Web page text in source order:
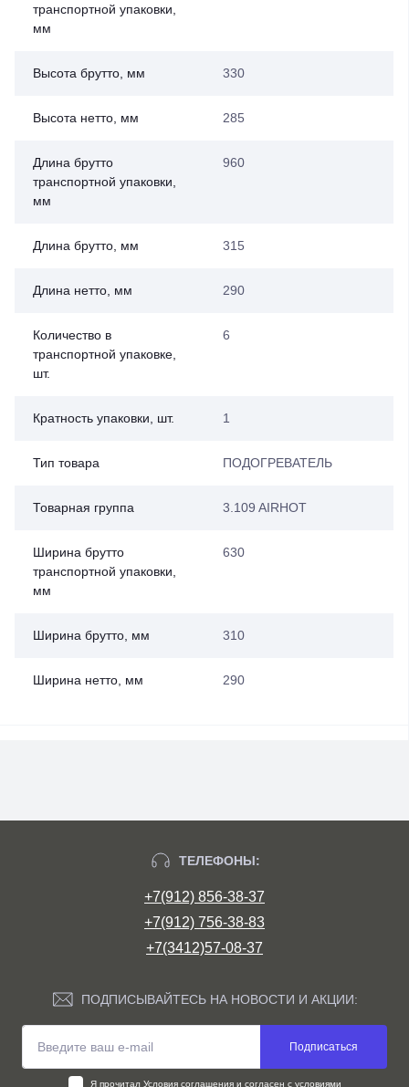
транспортной упаковки,
мм
Высота брутто, мм 330
Высота нетто, мм 285
Длина брутто
транспортной упаковки,
мм
960
Длина брутто, мм 315
Длина нетто, мм 290
Количество в
транспортной упаковке,
шт.
6
Кратность упаковки, шт. 1
Тип товара ПОДОГРЕВАТЕЛЬ
Товарная группа 3.109 AIRHOT
Ширина брутто
транспортной упаковки,
мм
630
Ширина брутто, мм 310
Ширина нетто, мм 290
ТЕЛЕФОНЫ:
+7(912) 856-38-37
+7(912) 756-38-83
+7(3412)57-08-37
ПОДПИСЫВАЙТЕСЬ НА НОВОСТИ И АКЦИИ:
Подписаться
Я прочитал Условия соглашенияи согласен с условиями